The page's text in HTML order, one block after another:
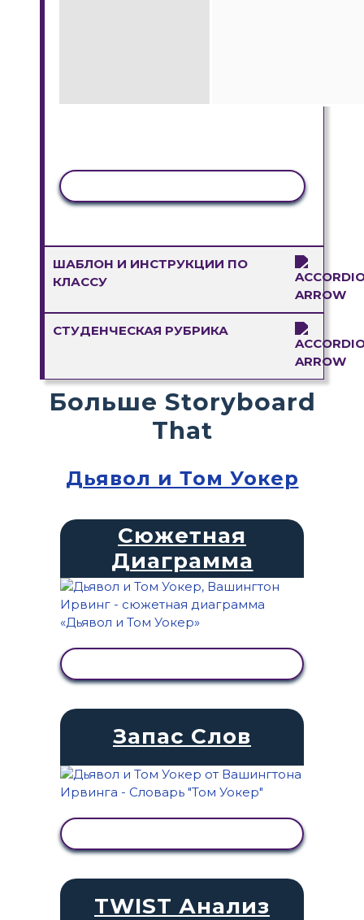
ШАБЛОН И ИНСТРУКЦИИ ПО
КЛАССУ
СТУДЕНЧЕСКАЯ РУБРИКА
Больше Storyboard
That
Дьявол и Том Уокер
Сюжетная
Диаграмма
Запас Слов
TWIST Анализ